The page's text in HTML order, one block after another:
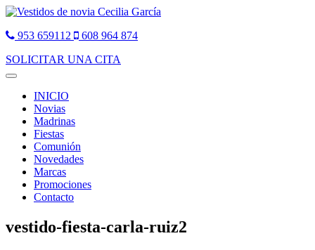
953 659112
608 964 874
SOLICITAR UNA CITA
Toggle
navigationINICIO
Novias
Madrinas
Fiestas
Comunión
Novedades
Marcas
Promociones
Contacto
vestido-fiesta-carla-ruiz2